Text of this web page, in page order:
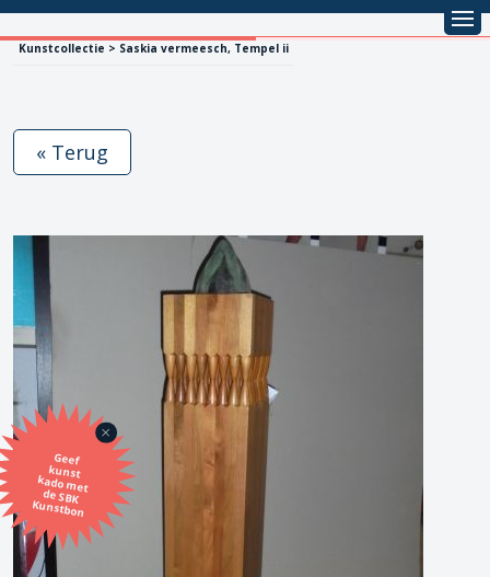
Kunstcollectie > Saskia vermeesch, Tempel ii
Geef
kunst
kado met
de SBK
Kunstbon
« Terug